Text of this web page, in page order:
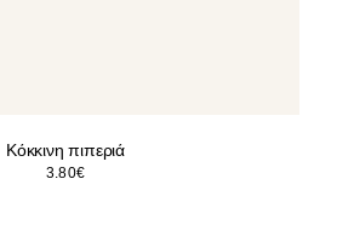
Κόκκινη πιπεριά
3.80€